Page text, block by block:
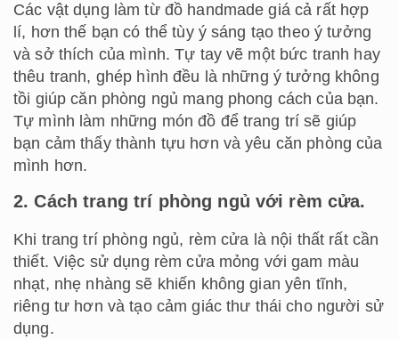
Các vật dụng làm từ đồ handmade giá cả rất hợp
lí, hơn thế bạn có thể tùy ý sáng tạo theo ý tưởng
và sở thích của mình. Tự tay vẽ một bức tranh hay
thêu tranh, ghép hình đều là những ý tưởng không
tồi giúp căn phòng ngủ mang phong cách của bạn.
Tự mình làm những món đồ để trang trí sẽ giúp
bạn cảm thấy thành tựu hơn và yêu căn phòng của
mình hơn.
2. Cách trang trí phòng ngủ với rèm cửa.
Khi trang trí phòng ngủ, rèm cửa là nội thất rất cần
thiết. Việc sử dụng rèm cửa mỏng với gam màu
nhạt, nhẹ nhàng sẽ khiến không gian yên tĩnh,
riêng tư hơn và tạo cảm giác thư thái cho người sử
dụng.